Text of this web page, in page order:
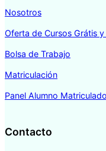
Nosotros
Oferta de Cursos Grátis y
Bolsa de Trabajo
Matriculación
Panel Alumno Matriculado
Contacto